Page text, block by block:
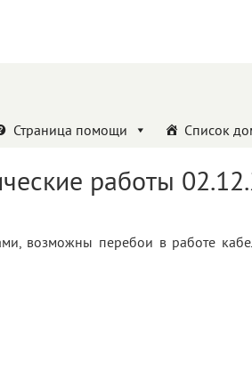
Страница помощи Список
работы
возможны перебои в работе